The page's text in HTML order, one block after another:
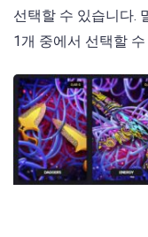
선택할 수 있습니다.
1개 중에서 선택할